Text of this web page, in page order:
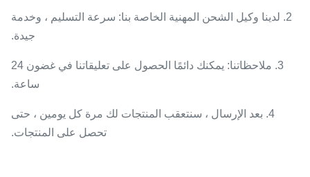
2. لدينا وكيل الشحن المهنية الخاصة بنا: سرعة التسليم ، وخدمة
جيدة.
3. ملاحظاتنا: يمكنك دائمًا الحصول على تعليقاتنا في غضون 24
ساعة.
4. بعد الإرسال ، سنتعقب المنتجات لك مرة كل يومين ، حتى
تحصل على المنتجات.